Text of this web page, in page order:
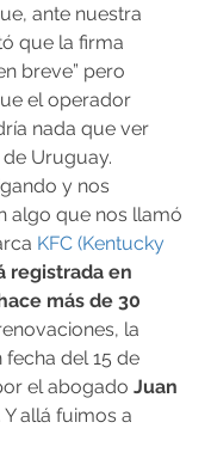
ante nuestra
que la firma
breve” pero
el operador
nada que ver
Uruguay.
y nos
algo que nos llamó
KFC (Kentucky
registrada en
más de 30
la
del 15 de
el abogado Juan
. Y allá fuimos a